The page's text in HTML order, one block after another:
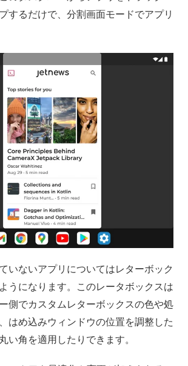
するだけで、分割画面モードでアプリ
いないアプリについてはレターボック
うになります。このレータボックスは
側でカスタムレターボックスの色や処
はめ込みウィンドウの位置を調整した
い角を適用したりできます。